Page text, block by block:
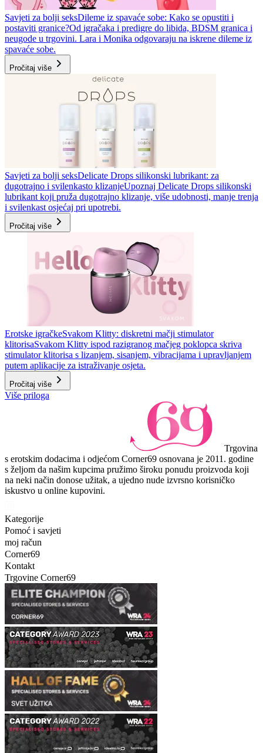
Savjeti za bolji seksDileme iz spavaće sobe: Kako se opustiti i
postaviti granice?Od igračaka i predigre do libida, BDSM granica i
neugode u trgovini. Lara i Monika odgovaraju na iskrene dileme iz
spavaće sobe.
Pročitaj više
Savjeti za bolji seksDelicate Drops silikonski lubrikant: za
dugotrajno i svilenkasto klizanjeUpoznaj Delicate Drops silikonski
lubrikant koji pruža dugotrajno klizanje, više udobnosti, manje trenja
i svilenkast osjećaj pri upotrebi.
Pročitaj više
Erotske igračkeSvakom Klitty: diskretni mačji stimulator
klitorisaSvakom Klitty ispod razigranog mačjeg poklopca skriva
stimulator klitorisa s lizanjem, sisanjem, vibracijama i upravljanjem
putem aplikacije za istraživanje osjeta.
Pročitaj više
Više priloga
Trgovina
s erotskim dodacima i odjećom Corner69 osnovana je 2011. godine
s željom da našim kupcima pružimo široku ponudu proizvoda koji
na neki način donose užitak, a ujedno nude izvrsno korisničko
iskustvo u online kupovini.
Kategorije
Pomoć i savjeti
moj račun
Corner69
Kontakt
Trgovine Corner69